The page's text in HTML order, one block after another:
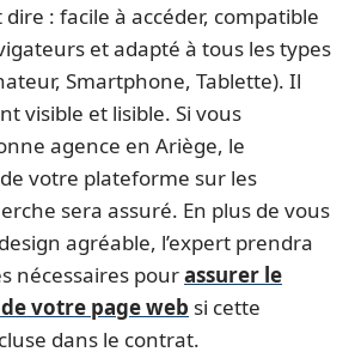
: facile à accéder, compatible
et adapté à tous les types
Smartphone, Tablette). Il
visible et lisible. Si vous
agence en Ariège, le
votre plateforme sur les
sera assuré. En plus de vous
agréable, l’expert prendra
nécessaires pourassurer le
votre page web si cette
dans le contrat.